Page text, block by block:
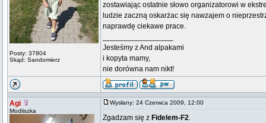
Posty: 37804
Skąd: Sandomierz
zostawiając ostatnie słowo organizatorowi w
ludzie zaczną oskarżac się nawzajem o
naprawdę ciekawe prace.
Jesteśmy z And alpakami
i kopyta mamy,
nie dorówna nam nikt!
Agi
Modliszka
Wysłany: 24 Czerwca 2009, 12:00
Zgadzam się z Fidelem-F2.